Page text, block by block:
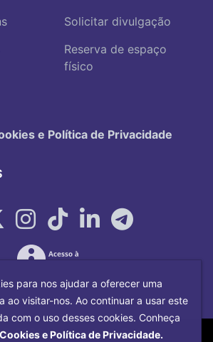
Solicitar divulgação
Reserva de espaço
físico
e Política de Privacidade
2026Universidade Federal
para nos ajudar a oferecer uma
ao visitar-nos. Ao continuar a usar este
com o uso desses cookies. Conheça
e Política de Privacidade.